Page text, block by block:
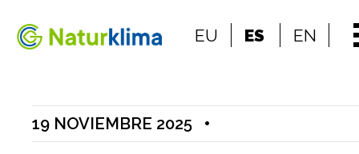
Ir a los contenidos
EU ES EN
19 NOVIEMBRE 2025 •